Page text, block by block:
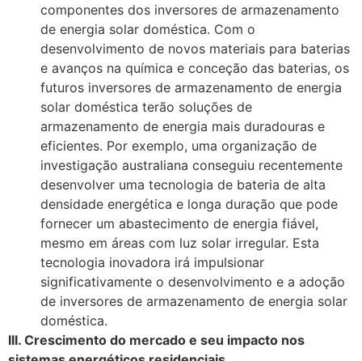
componentes dos inversores de armazenamento
de energia solar doméstica. Com o
desenvolvimento de novos materiais para baterias
e avanços na química e conceção das baterias, os
futuros inversores de armazenamento de energia
solar doméstica terão soluções de
armazenamento de energia mais duradouras e
eficientes. Por exemplo, uma organização de
investigação australiana conseguiu recentemente
desenvolver uma tecnologia de bateria de alta
densidade energética e longa duração que pode
fornecer um abastecimento de energia fiável,
mesmo em áreas com luz solar irregular. Esta
tecnologia inovadora irá impulsionar
significativamente o desenvolvimento e a adoção
de inversores de armazenamento de energia solar
doméstica.
III. Crescimento do mercado e seu impacto nos